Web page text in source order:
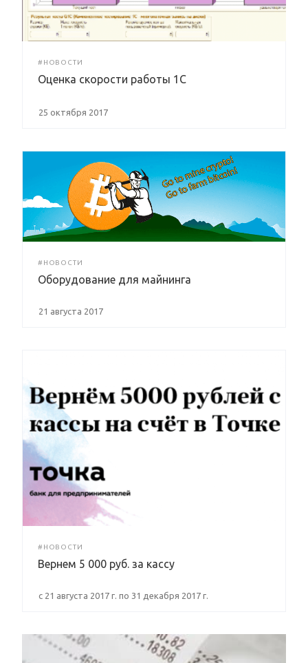
#НОВОСТИ
Оценка скорости работы 1С
25 октября 2017
#НОВОСТИ
Оборудование для майнинга
21 августа 2017
#НОВОСТИ
Вернем 5 000 руб. за кассу
с 21 августа 2017 г. по 31 декабря 2017 г.